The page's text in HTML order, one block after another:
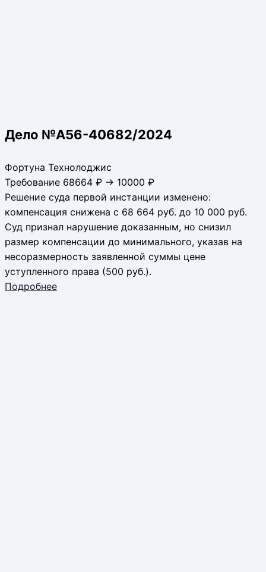
Дело №А56-40682/2024
Фортуна Технолоджис
Требование 68664 ₽ → 10000 ₽
Решение суда первой инстанции изменено:
компенсация снижена с 68 664 руб. до 10 000 руб.
Суд признал нарушение доказанным, но снизил
размер компенсации до минимального, указав на
несоразмерность заявленной суммы цене
уступленного права (500 руб.).
Подробнее